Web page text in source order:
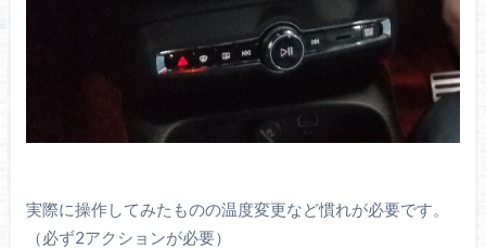
実際に操作してみたものの温度変更など慣れが必要です。
（必ず2アクションが必要）